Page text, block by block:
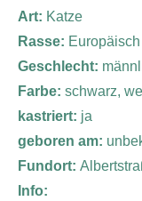
Art: Katze
Rasse:
Geschlecht:
Farbe: schwarz,
kastriert: ja
geboren am:
Fundort:
Info: